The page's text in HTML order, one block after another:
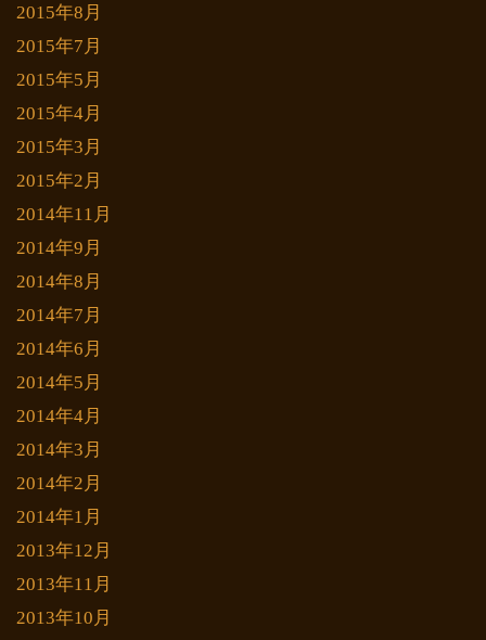
2015年8月
2015年7月
2015年5月
2015年4月
2015年3月
2015年2月
2014年11月
2014年9月
2014年8月
2014年7月
2014年6月
2014年5月
2014年4月
2014年3月
2014年2月
2014年1月
2013年12月
2013年11月
2013年10月